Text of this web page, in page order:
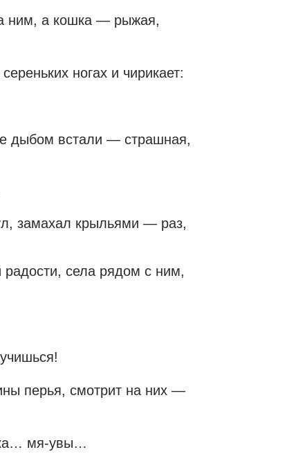
ним, а кошка — рыжая,
ногах и чирикает:
дыбом встали — страшная,
замахал крыльями — раз,
села рядом с ним,
перья, смотрит на них —
мя-увы…